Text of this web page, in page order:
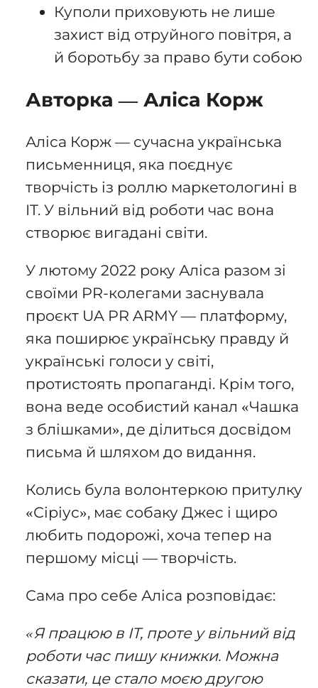
Куполи приховують не лише
захист від отруйного повітря, а
й боротьбу за право бути собою
Авторка — Аліса Корж
Аліса Корж — сучасна українська
письменниця, яка поєднує
творчість із роллю маркетологині в
IT. У вільний від роботи час вона
створює вигадані світи.
У лютому 2022 року Аліса разом зі
своїми PR-колегами заснувала
проєкт UA PR ARMY — платформу,
яка поширює українську правду й
українські голоси у світі,
протистоять пропаганді. Крім того,
вона веде особистий канал «Чашка
з блішками», де ділиться досвідом
письма й шляхом до видання.
Колись була волонтеркою притулку
«Сіріус», має собаку Джес і щиро
любить подорожі, хоча тепер на
першому місці — творчість.
Сама про себе Аліса розповідає:
«Я працюю в IT, проте у вільний від
роботи час пишу книжки. Можна
сказати, це стало моєю другою